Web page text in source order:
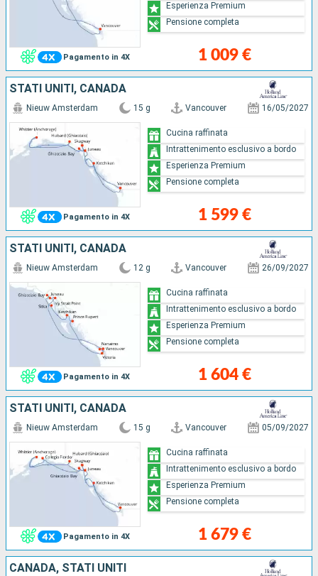
Pagamento in 4X 1 009 €
Esperienza Premium
Pensione completa
STATI UNITI, CANADA
Pagamento in 4X
Nieuw Amsterdam 15 g Vancouver 16/05/2027
1 599 €
Cucina raffinata
Intrattenimento esclusivo a bordo
Esperienza Premium
Pensione completa
STATI UNITI, CANADA
Pagamento in 4X
Nieuw Amsterdam 12 g Vancouver 26/09/2027
1 604 €
Cucina raffinata
Intrattenimento esclusivo a bordo
Esperienza Premium
Pensione completa
STATI UNITI, CANADA
Pagamento in 4X
Nieuw Amsterdam 15 g Vancouver 05/09/2027
1 679 €
Cucina raffinata
Intrattenimento esclusivo a bordo
Esperienza Premium
Pensione completa
CANADA, STATI UNITI